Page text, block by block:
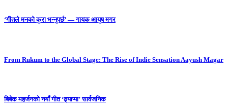
‘गीतले मनको कुरा भन्नुपर्छ’ — गायक आयुष मगर
From Rukum to the Global Stage: The Rise of Indie Sensation Aayush Magar
बिबेक महर्जनको नयाँ गीत ‘ढ्याप्पा’ सार्वजनिक